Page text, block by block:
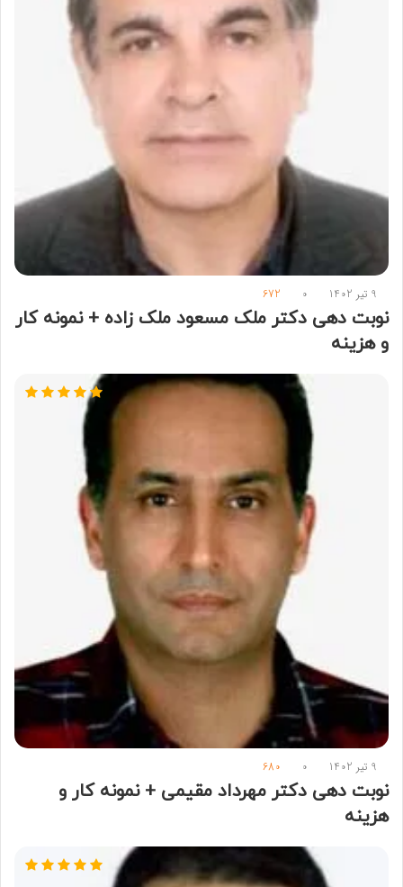
9 تیر 1402 0
672
نوبت دهی دکتر ملک مسعود ملک زاده + نمونه کار
و هزینه
9 تیر 1402 0
680
نوبت دهی دکتر مهرداد مقیمی + نمونه کار و
هزینه